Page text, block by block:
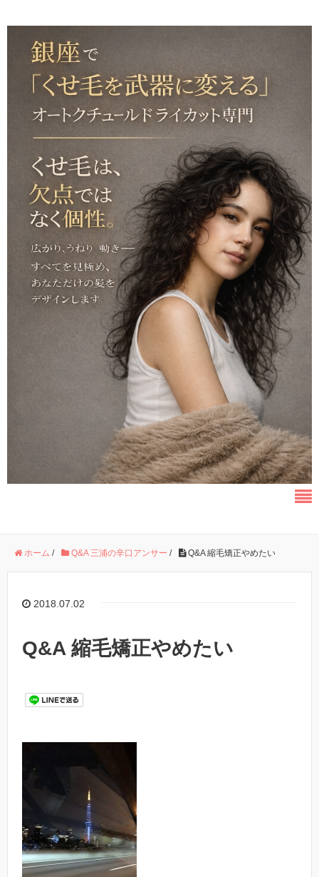
ホーム / Q&A 三浦の辛口アンサー / Q&A 縮毛矯正やめたい
2018.07.02
Q&A 縮毛矯正やめたい